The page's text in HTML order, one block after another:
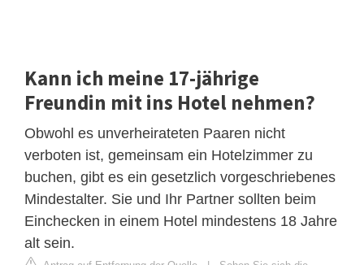
Kann ich meine 17-jährige
Freundin mit ins Hotel nehmen?
Obwohl es unverheirateten Paaren nicht
verboten ist, gemeinsam ein Hotelzimmer zu
buchen, gibt es ein gesetzlich vorgeschriebenes
Mindestalter. Sie und Ihr Partner sollten beim
Einchecken in einem Hotel mindestens 18 Jahre
alt sein.